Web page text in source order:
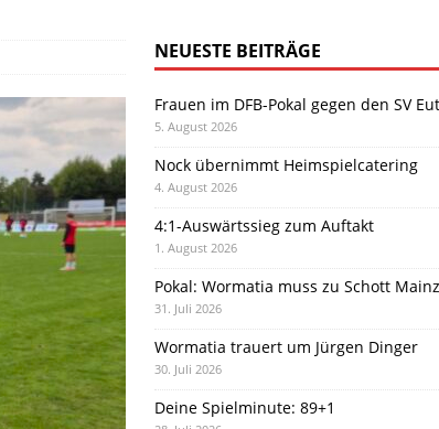
NEUESTE BEITRÄGE
Frauen im DFB-Pokal gegen den SV
5. August 2026
Nock übernimmt Heimspielcatering
4. August 2026
4:1-Auswärtssieg zum Auftakt
1. August 2026
Pokal: Wormatia muss zu Schott Mainz
31. Juli 2026
Wormatia trauert um Jürgen Dinger
30. Juli 2026
Deine Spielminute: 89+1